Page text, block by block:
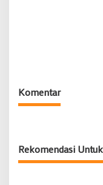
Komentar
Rekomendasi